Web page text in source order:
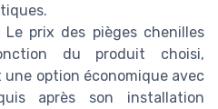
Le prix des pièges chenilles
du produit choisi,
une option économique avec
après son installation